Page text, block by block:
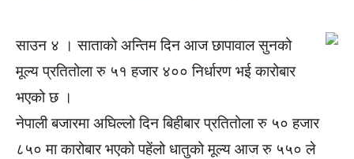
साउन ४ । साताको अन्तिम दिन आज छापावाल सुनको
मूल्य प्रतितोला रु ५१ हजार ४०० निर्धारण भई कारोबार
भएको छ ।
नेपाली बजारमा अघिल्लो दिन बिहीबार प्रतितोला रु ५० हजार
८५० मा कारोबार भएको पहेंलो धातुको मूल्य आज रु ५५० ले